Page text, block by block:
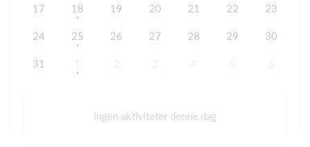
17 18 19 20 21 22 23
24 25 26 27 28 29 30
31
Ingen aktiviteter denne dag